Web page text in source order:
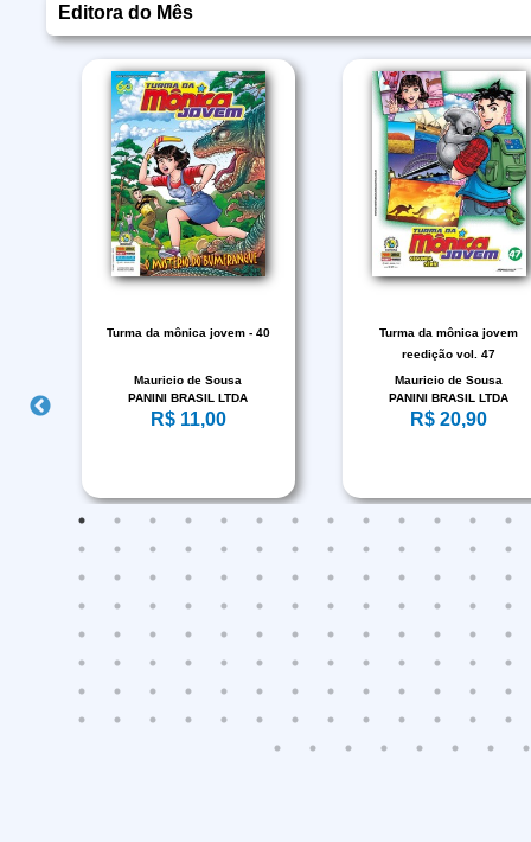
Editora do Mês
Turma da mônica jovem - 40
Mauricio de Sousa
PANINI BRASIL LTDA
R$ 11,00
Turma da mônica jovem
reedição vol. 47
Mauricio de Sousa
PANINI BRASIL LTDA
R$ 20,90